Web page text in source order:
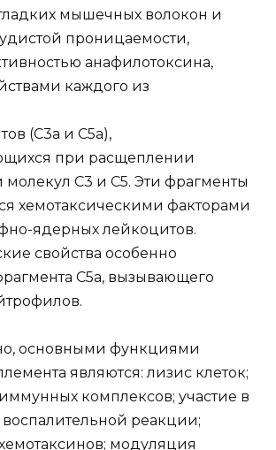
мышечных волокон и
проницаемости,
анафилотоксина,
каждого из
(С3а и С5а),
при расщеплении
молекул С3 и С5. Эти фрагменты
хемотаксическими факторами
ядерных лейкоцитов.
свойства особенно
С5а, вызывающего
основными функциями
являются: лизис клеток;
комплексов; участие в
реакции;
модуляция